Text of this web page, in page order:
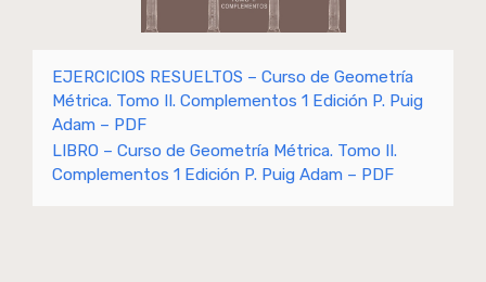
EJERCICIOS RESUELTOS – Curso de Geometría
Métrica. Tomo II. Complementos 1 Edición P. Puig
Adam – PDF
LIBRO – Curso de Geometría Métrica. Tomo II.
Complementos 1 Edición P. Puig Adam – PDF